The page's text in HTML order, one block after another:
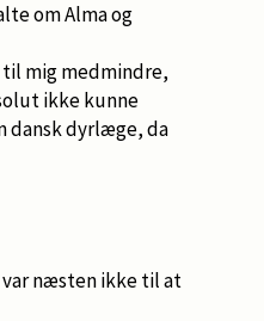
om Alma og
mig medmindre,
ikke kunne
dansk dyrlæge, da
var næsten ikke til at